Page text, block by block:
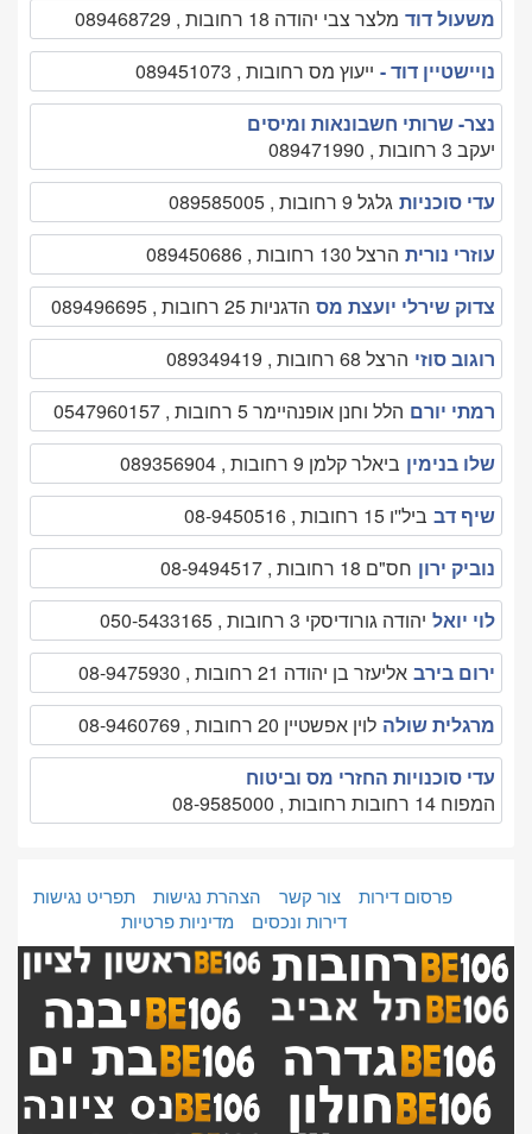
משעול דוד מלצר צבי יהודה 18 רחובות , 089468729
נויישטיין דוד - ייעוץ מס רחובות , 089451073
נצר- שרותי חשבונאות ומיסים
יעקב 3 רחובות , 089471990
עדי סוכניות גלגל 9 רחובות , 089585005
עוזרי נורית הרצל 130 רחובות , 089450686
צדוק שירלי יועצת מס הדגניות 25 רחובות , 089496695
רוגוב סוזי הרצל 68 רחובות , 089349419
רמתי יורם הלל וחנן אופנהיימר 5 רחובות , 0547960157
שלו בנימין ביאלר קלמן 9 רחובות , 089356904
שיף דב ביל''ו 15 רחובות , 08-9450516
נוביק ירון חס"ם 18 רחובות , 08-9494517
לוי יואל יהודה גורודיסקי 3 רחובות , 050-5433165
ירום בירב אליעזר בן יהודה 21 רחובות , 08-9475930
מרגלית שולה לוין אפשטיין 20 רחובות , 08-9460769
עדי סוכנויות החזרי מס וביטוח
המפוח 14 רחובות רחובות , 08-9585000
פרסום דירות צור קשר הצהרת נגישות
תפריט נגישות
דירות ונכסים
מדיניות פרטיות